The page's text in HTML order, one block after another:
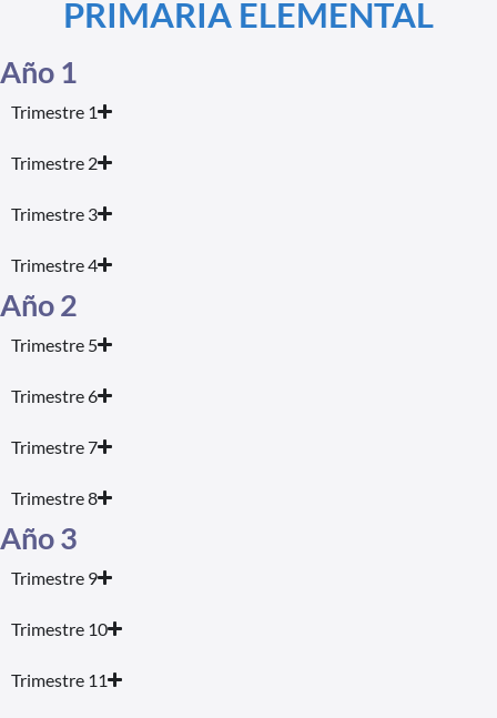
PRIMARIA ELEMENTAL
Año 1
Trimestre 1
Trimestre 2
Trimestre 3
Trimestre 4
Año 2
Trimestre 5
Trimestre 6
Trimestre 7
Trimestre 8
Año 3
Trimestre 9
Trimestre 10
Trimestre 11